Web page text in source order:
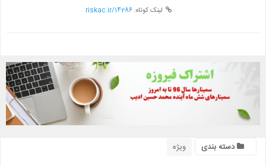
لینک کوتاه: riskac.ir/14286
دسته بندی ویژه